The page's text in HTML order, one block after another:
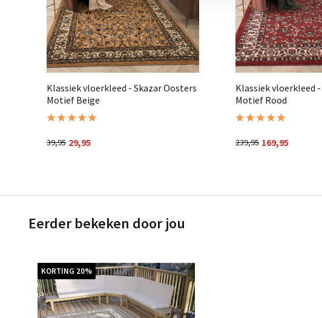
Klassiek vloerkleed - Skazar Oosters
Motief Beige
39,95 29,95
Klassiek vloerkleed
Motief Rood
239,95 169,95
Eerder bekeken door jou
KORTING 20%